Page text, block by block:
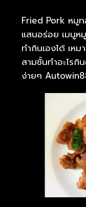
Fried Pork หมู
แสนอร่อย เมนูห
ทำกินเองได้ เห
สามชั้นทำอะไรกิ
ง่ายๆ